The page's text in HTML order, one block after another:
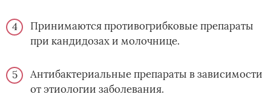
Принимаются противогрибковые препараты
при кандидозах и молочнице.
Антибактериальные препараты в зависимости
от этиологии заболевания.